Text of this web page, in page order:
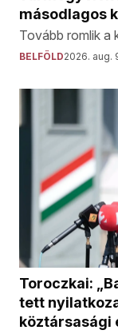
másodlagos
Tovább romlik a
BELFÖLD2026. aug.
Toroczkai:
tett
köztársasági